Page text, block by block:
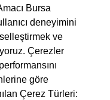
Bursa
deneyimini
ve
Çerezler
göre
Çerez Türleri:
Kumaş’ı hem toptan
Modern çizgileri ve
bu özel kumaş için
ve konforu bir arada
doğru tercih!